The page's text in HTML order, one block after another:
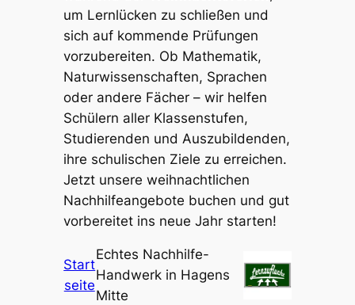
um Lernlücken zu schließen und
sich auf kommende Prüfungen
vorzubereiten. Ob Mathematik,
Naturwissenschaften, Sprachen
oder andere Fächer – wir helfen
Schülern aller Klassenstufen,
Studierenden und Auszubildenden,
ihre schulischen Ziele zu erreichen.
Jetzt unsere weihnachtlichen
Nachhilfeangebote buchen und gut
vorbereitet ins neue Jahr starten!
Start
seite
Echtes Nachhilfe-
Handwerk in Hagens
Mitte